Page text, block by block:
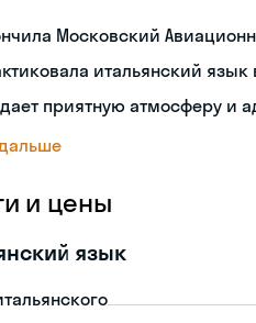
Московский
итальянский
приятную атмосферу и
и цены
язык